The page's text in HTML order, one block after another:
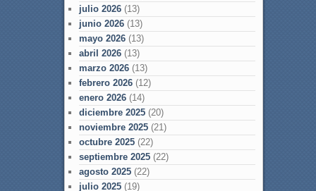
julio 2026(13)
junio 2026(13)
mayo 2026(13)
abril 2026(13)
marzo 2026(13)
febrero 2026(12)
enero 2026(14)
diciembre 2025(20)
noviembre 2025(21)
octubre 2025(22)
septiembre 2025(22)
agosto 2025(22)
julio 2025(19)